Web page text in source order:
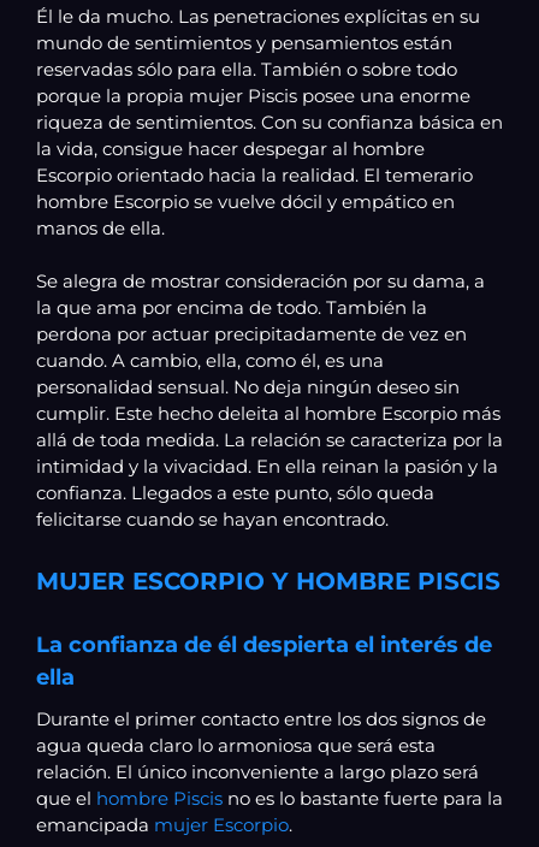
Él le da mucho. Las penetraciones explícitas en su
mundo de sentimientos y pensamientos están
reservadas sólo para ella. También o sobre todo
porque la propia mujer Piscis posee una enorme
riqueza de sentimientos. Con su confianza básica en
la vida, consigue hacer despegar al hombre
Escorpio orientado hacia la realidad. El temerario
hombre Escorpio se vuelve dócil y empático en
manos de ella.
Se alegra de mostrar consideración por su dama, a
la que ama por encima de todo. También la
perdona por actuar precipitadamente de vez en
cuando. A cambio, ella, como él, es una
personalidad sensual. No deja ningún deseo sin
cumplir. Este hecho deleita al hombre Escorpio más
allá de toda medida. La relación se caracteriza por la
intimidad y la vivacidad. En ella reinan la pasión y la
confianza. Llegados a este punto, sólo queda
felicitarse cuando se hayan encontrado.
MUJER ESCORPIO Y HOMBRE PISCIS
La confianza de él despierta el interés de
ella
Durante el primer contacto entre los dos signos de
agua queda claro lo armoniosa que será esta
relación. El único inconveniente a largo plazo será
que el hombre Piscis no es lo bastante fuerte para la
emancipada mujer Escorpio.